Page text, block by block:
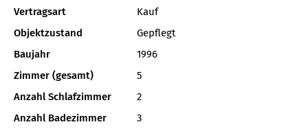
Vertragsart
Kauf
Objektzustand
Gepflegt
Baujahr
1996
Zimmer (gesamt)
5
Anzahl Schlafzimmer
2
Anzahl Badezimmer
3